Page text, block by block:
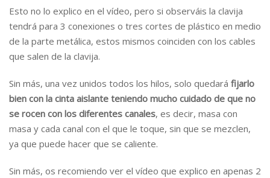
Esto no lo explico en el vídeo, pero si observáis la clavija
tendrá para 3 conexiones o tres cortes de plástico en medio
de la parte metálica, estos mismos coinciden con los cables
que salen de la clavija.
Sin más, una vez unidos todos los hilos, solo quedará fijarlo
bien con la cinta aislante teniendo mucho cuidado de que no
se rocen con los diferentes canales, es decir, masa con
masa y cada canal con el que le toque, sin que se mezclen,
ya que puede hacer que se caliente.
Sin más, os recomiendo ver el vídeo que explico en apenas 2